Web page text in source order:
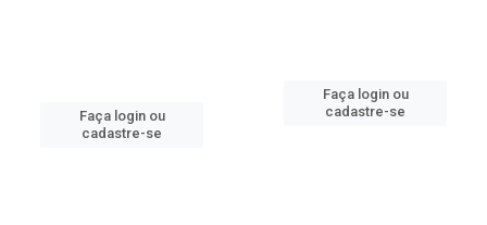
Faça login ou
cadastre-se
Faça login ou
cadastre-se